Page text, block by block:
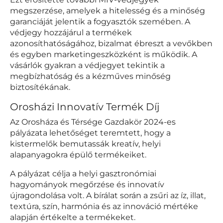
megszerzése, amelyek a hitelesség és a minőség
garanciáját jelentik a fogyasztók szemében. A
védjegy hozzájárul a termékek
azonosíthatóságához, bizalmat ébreszt a vevőkben
és egyben marketingeszközként is működik. A
vásárlók gyakran a védjegyet tekintik a
megbízhatóság és a kézműves minőség
biztosítékának.
Orosházi Innovatív Termék Díj
Az Orosháza és Térsége Gazdakör 2024-es
pályázata lehetőséget teremtett, hogy a
kistermelők bemutassák kreatív, helyi
alapanyagokra épülő termékeiket.
A pályázat célja a helyi gasztronómiai
hagyományok megőrzése és innovatív
újragondolása volt. A bírálat során a zsűri az íz, illat,
textúra, szín, harmónia és az innováció mértéke
alapján értékelte a termékeket.